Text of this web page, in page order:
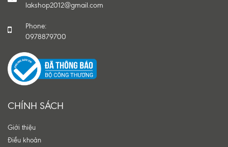
lakshop2012@gmail.com
Phone:
0978879700
CHÍNH SÁCH
Giới thiệu
Điều khoản